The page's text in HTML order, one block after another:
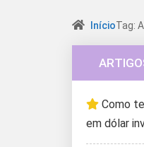
InícioTag:
Como
em dólar